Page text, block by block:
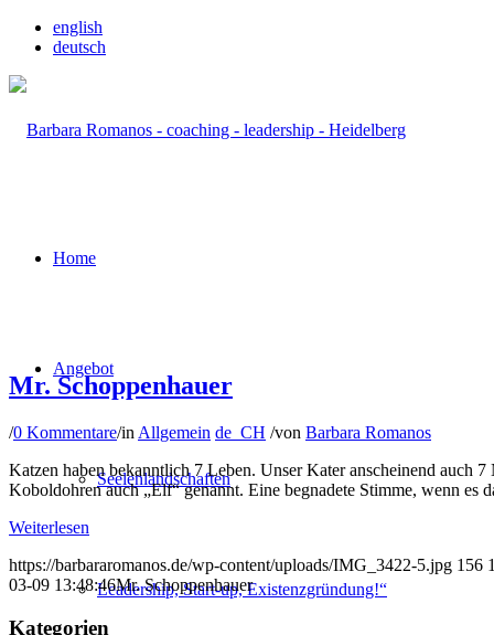
english
deutsch
Home
Angebot
Seelenlandschaften
Leadership, Start-up, Existenzgründung!“
Mr. Schoppenhauer
/0 Kommentare/in Allgemein de_CH /von Barbara Romanos
Katzen haben bekanntlich 7 Leben. Unser Kater anscheinend auch
Koboldohren auch „Elf“ genannt. Eine begnadete Stimme, wenn
Weiterlesen
https://barbararomanos.de/wp-content/uploads/IMG_3422-5.jpg 156
03-09 13:48:46Mr. Schoppenhauer
Kategorien